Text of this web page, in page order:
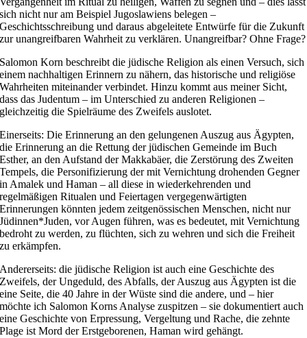
sich nicht nur am Beispiel Jugoslawiens belegen –
Geschichtsschreibung und daraus abgeleitete Entwürfe für die Zukunft
zur unangreifbaren Wahrheit zu verklären. Unangreifbar? Ohne Frage?
Salomon Korn beschreibt die jüdische Religion als einen Versuch, sich
einem nachhaltigen Erinnern zu nähern, das historische und religiöse
Wahrheiten miteinander verbindet. Hinzu kommt aus meiner Sicht,
dass das Judentum – im Unterschied zu anderen Religionen –
gleichzeitig die Spielräume des Zweifels auslotet.
Einerseits: Die Erinnerung an den gelungenen Auszug aus Ägypten,
die Erinnerung an die Rettung der jüdischen Gemeinde im Buch
Esther, an den Aufstand der Makkabäer, die Zerstörung des Zweiten
Tempels, die Personifizierung der mit Vernichtung drohenden Gegner
in Amalek und Haman – all diese in wiederkehrenden und
regelmäßigen Ritualen und Feiertagen vergegenwärtigten
Erinnerungen könnten jedem zeitgenössischen Menschen, nicht nur
Jüdinnen*Juden, vor Augen führen, was es bedeutet, mit Vernichtung
bedroht zu werden, zu flüchten, sich zu wehren und sich die Freiheit
zu erkämpfen.
Andererseits: die jüdische Religion ist auch eine Geschichte des
Zweifels, der Ungeduld, des Abfalls, der Auszug aus Ägypten ist die
eine Seite, die 40 Jahre in der Wüste sind die andere, und – hier
möchte ich Salomon Korns Analyse zuspitzen – sie dokumentiert auch
eine Geschichte von Erpressung, Vergeltung und Rache, die zehnte
Plage ist Mord der Erstgeborenen, Haman wird gehängt.